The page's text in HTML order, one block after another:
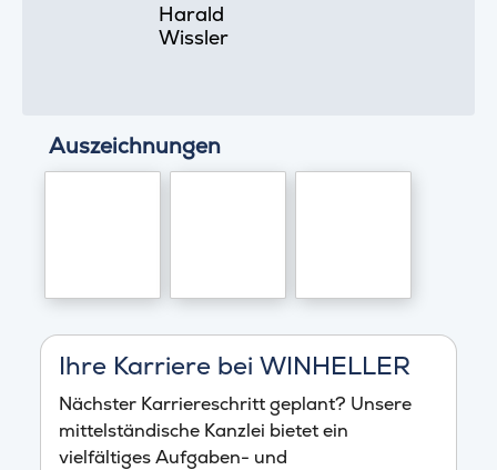
Harald
Wissler
Auszeichnungen
Ihre Karriere bei WINHELLER
Nächster Karriereschritt geplant? Unsere
mittelständische Kanzlei bietet ein
vielfältiges Aufgaben- und